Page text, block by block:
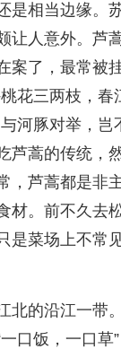
是相当边缘。
人意外。芦
案了，最常被
花三两枝，
河豚对举，
芦蒿的传统，
，芦蒿都是非
材。前不久去
是菜场上不常
北的沿江一带
口饭，一口草